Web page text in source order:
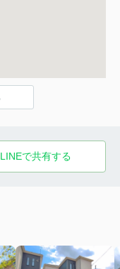
LINEで共有する